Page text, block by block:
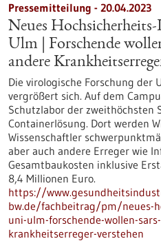
Pressemitteilung - 20.04.2023
Neues
Ulm | Forschende
andere
Die virologische Forschung der
vergrößert sich. Auf dem
Schutzlabor der zweithöchsten
Containerlösung. Dort werden
Wissenschaftler
aber auch andere Erreger wie
Gesamtbaukosten inklusive
8,4 Millionen Euro.
https://
bw.de/fachbeitrag/pm/neues-
uni-ulm-forschende-wollen-
krankheitserreger-verstehen